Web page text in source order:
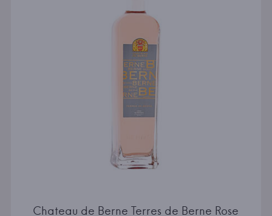
Chateau de Berne Terres de Berne Rose